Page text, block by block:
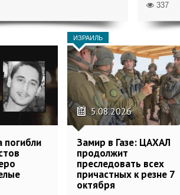
337
погибли
ИЗРАИЛЬ
5.08.2026
Замир в Газе: ЦАХАЛ
продолжит
преследовать всех
причастных к резне 7
октября